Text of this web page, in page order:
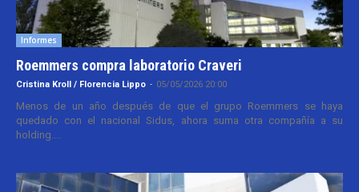
Informes
Roemmers compra laboratorio Craveri
Cristina Kroll / Florencia Lippo - 05/05/2026 20:00
Menos de un año después de que el grupo Roemmers se haya
quedado con el nacional Sidus, ahora suma otra compañía a su
holding....